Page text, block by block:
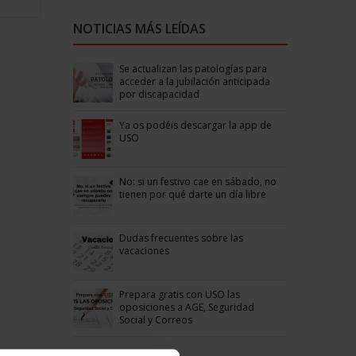
NOTICIAS MÁS LEÍDAS
Se actualizan las patologías para
acceder a la jubilación anticipada
por discapacidad
Ya os podéis descargar la app de
USO
No: si un festivo cae en sábado, no
tienen por qué darte un día libre
Dudas frecuentes sobre las
vacaciones
Prepara gratis con USO las
oposiciones a AGE, Seguridad
Social y Correos